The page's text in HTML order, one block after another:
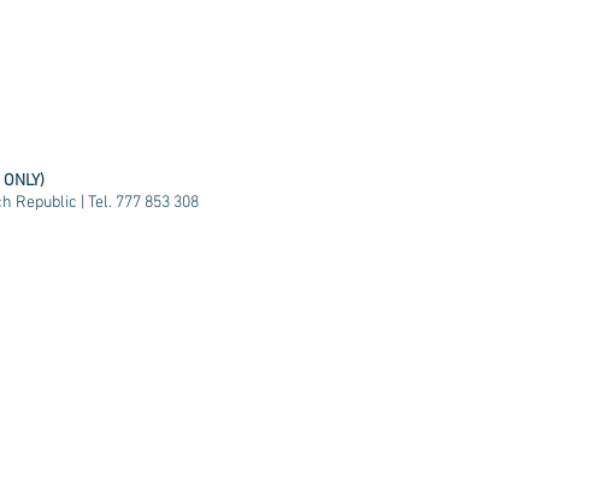
Republic | Tel. 777 853 308